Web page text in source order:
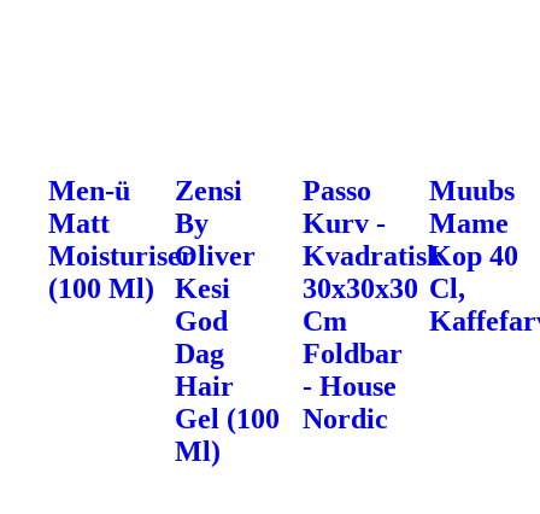
Men-ü
Matt
Moisturiser
(100 Ml)
Zensi
By
Oliver
Kesi
God
Dag
Hair
Gel (100
Ml)
Passo
Kurv -
Kvadratisk
30x30x30
Cm
Foldbar
- House
Nordic
Muubs
Mame
Kop 40
Cl,